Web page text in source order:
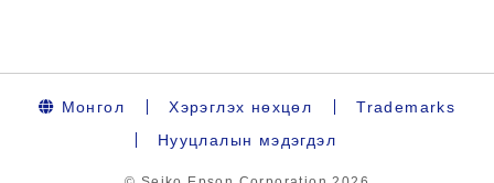
Монгол Хэрэглэх нөхцөл
Trademarks
Нууцлалын мэдэгдэл